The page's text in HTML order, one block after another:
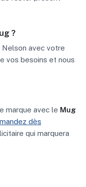
?
avec votre
vos besoins et nous
marque avec le Mug
dès
qui marquera